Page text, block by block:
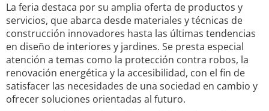
La feria destaca por su amplia oferta de productos y
servicios, que abarca desde materiales y técnicas de
construcción innovadores hasta las últimas tendencias
en diseño de interiores y jardines. Se presta especial
atención a temas como la protección contra robos, la
renovación energética y la accesibilidad, con el fin de
satisfacer las necesidades de una sociedad en cambio y
ofrecer soluciones orientadas al futuro.